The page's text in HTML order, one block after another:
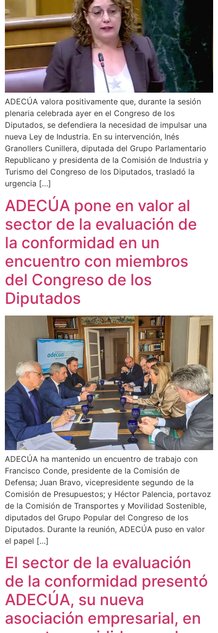
ADECÚA valora positivamente que, durante la sesión
plenaria celebrada ayer en el Congreso de los
Diputados, se defendiera la necesidad de impulsar una
nueva Ley de Industria. En su intervención, Inés
Granollers Cunillera, diputada del Grupo Parlamentario
Republicano y presidenta de la Comisión de Industria y
Turismo del Congreso de los Diputados, trasladó la
urgencia […]
ADECÚA pone en valor al
sector de la evaluación de
la conformidad en un
encuentro con miembros
del Congreso de los
Diputados
ADECÚA ha mantenido un encuentro de trabajo con
Francisco Conde, presidente de la Comisión de
Defensa; Juan Bravo, vicepresidente segundo de la
Comisión de Presupuestos; y Héctor Palencia, portavoz
de la Comisión de Transportes y Movilidad Sostenible,
diputados del Grupo Popular del Congreso de los
Diputados. Durante la reunión, ADECÚA puso en valor
el papel […]
El sector de la evaluación
de la conformidad presentó
ADECÚA, su nueva
asociación empresarial, en